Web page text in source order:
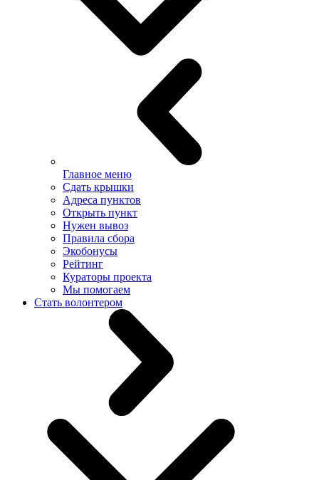
Главное меню
Сдать крышки
Адреса пунктов
Открыть пункт
Нужен вывоз
Правила сбора
Экобонусы
Рейтинг
Кураторы проекта
Мы помогаем
Стать волонтером